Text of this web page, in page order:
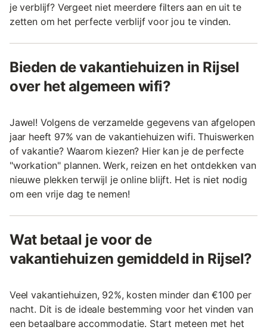
je verblijf? Vergeet niet meerdere filters aan en uit te
zetten om het perfecte verblijf voor jou te vinden.
Bieden de vakantiehuizen in Rijsel
over het algemeen wifi?
Jawel! Volgens de verzamelde gegevens van afgelopen
jaar heeft 97% van de vakantiehuizen wifi. Thuiswerken
of vakantie? Waarom kiezen? Hier kan je de perfecte
"workation" plannen. Werk, reizen en het ontdekken van
nieuwe plekken terwijl je online blijft. Het is niet nodig
om een vrije dag te nemen!
Wat betaal je voor de
vakantiehuizen gemiddeld in Rijsel?
Veel vakantiehuizen, 92%, kosten minder dan €100 per
nacht. Dit is de ideale bestemming voor het vinden van
een betaalbare accommodatie. Start meteen met het